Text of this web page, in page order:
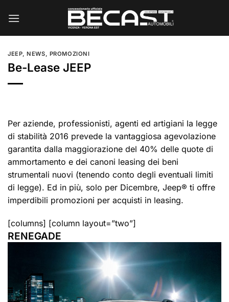
JEEP,NEWS, PROMOZIONI
Be-Lease JEEP
Per aziende, professionisti, agenti ed artigiani la legge
di stabilità 2016 prevede la vantaggiosa agevolazione
garantita dalla maggiorazione del 40% delle quote di
ammortamento e dei canoni leasing dei beni
strumentali nuovi (tenendo conto degli eventuali limiti
di legge). Ed in più, solo per Dicembre, Jeep® ti offre
imperdibili promozioni per acquisti in leasing.
[columns] [column layout=”two”]
RENEGADE